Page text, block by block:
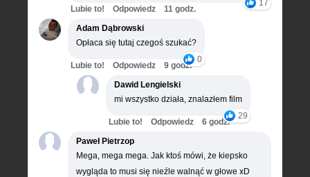
17
Lubie to! Odpowiedz
11 godz.
Adam Dąbrowski
Opłaca się tutaj czegoś szukać?
0
Lubie to! Odpowiedz
9 godz.
Dawid Lengielski
mi wszystko działa, znalazłem film
29
Lubie to! Odpowiedz
6 godz.
Paweł Pietrzop
Mega, mega mega. Jak ktoś mówi, że kiepsko
wygląda to musi się nieźle walnąć w głowe xD